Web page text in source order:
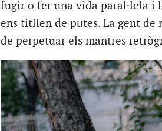
fugir o fer una vida paral·lela i
ens titllen de putes. La gent de
de perpetuar els mantres